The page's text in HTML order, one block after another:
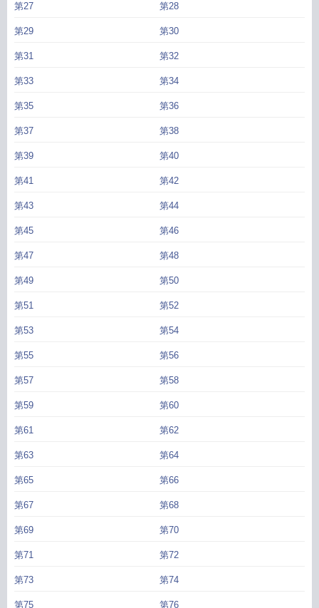
第27 第28
第29 第30
第31 第32
第33 第34
第35 第36
第37 第38
第39 第40
第41 第42
第43 第44
第45 第46
第47 第48
第49 第50
第51 第52
第53 第54
第55 第56
第57 第58
第59 第60
第61 第62
第63 第64
第65 第66
第67 第68
第69 第70
第71 第72
第73 第74
第75 第76